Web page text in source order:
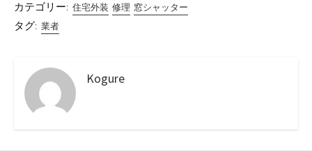
カテゴリー: 住宅外装 修理 窓シャッター
タグ: 業者
Kogure